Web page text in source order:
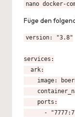
nano docker-
Füge den
version: "3.8"
services:
  ark:
image:
    ports:
-